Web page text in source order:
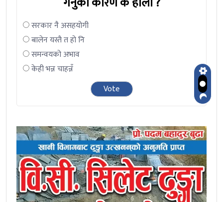
सरकार नै असहयोगी
बालेन यस्तै त हो नि
समन्वयको अभाव
केही भन्न चाहन्नँ